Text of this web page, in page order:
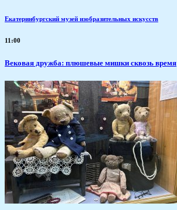
Екатеринбургский музей изобразительных искусств
11:00
Вековая дружба: плюшевые мишки сквозь время